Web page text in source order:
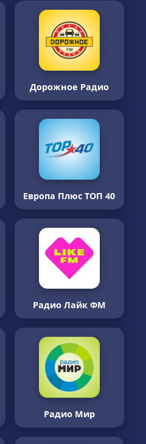
Дорожное Радио
Европа Плюс ТОП 40
Радио Лайк ФМ
Радио Мир